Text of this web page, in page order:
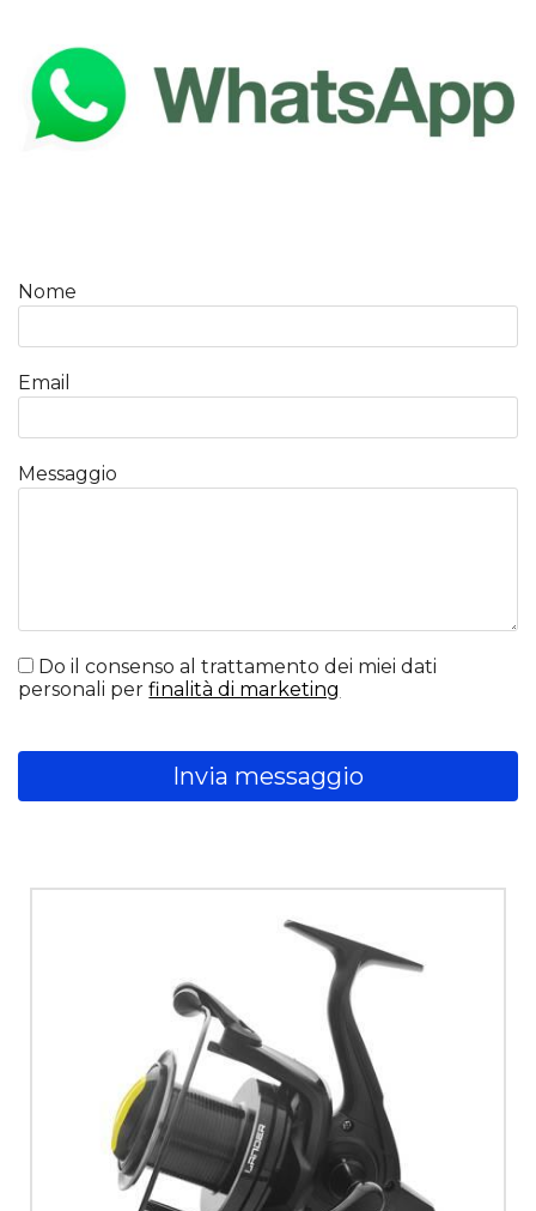
Nome
Email
Messaggio
Do il consenso al trattamento dei miei dati
personali perfinalità di marketing
Invia messaggio